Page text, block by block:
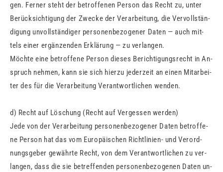
gen. Fer­ner steht der be­trof­fe­nen Per­son das Recht zu, unter
Be­rück­sich­ti­gung der Zwe­cke der Ver­ar­bei­tung, die Ver­voll­stän­
di­gung un­voll­stän­di­ger per­so­nen­be­zo­ge­ner Daten — auch mit­
tels einer er­gän­zen­den Er­klä­rung — zu ver­lan­gen.
Möch­te eine be­trof­fe­ne Per­son die­ses Be­rich­ti­gungs­recht in An­
spruch neh­men, kann sie sich hier­zu je­der­zeit an einen Mit­ar­bei­
ter des für die Ver­ar­bei­tung Ver­ant­wort­li­chen wen­den.
d) Recht auf Lö­schung (Recht auf Ver­ges­sen wer­den)
Jede von der Ver­ar­bei­tung per­so­nen­be­zo­ge­ner Daten be­trof­fe­
ne Per­son hat das vom Eu­ro­päi­schen Richt­li­ni­en- und Ver­ord­
nungs­ge­ber ge­währ­te Recht, von dem Ver­ant­wort­li­chen zu ver­
lan­gen, dass die sie be­tref­fen­den per­so­nen­be­zo­ge­nen Daten un­